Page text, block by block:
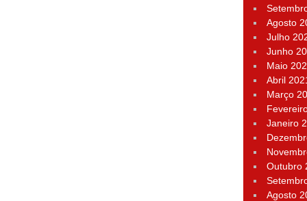
Agosto
Julho
Junho
Maio
Abril
Março
Janeiro
Outubro
Agosto